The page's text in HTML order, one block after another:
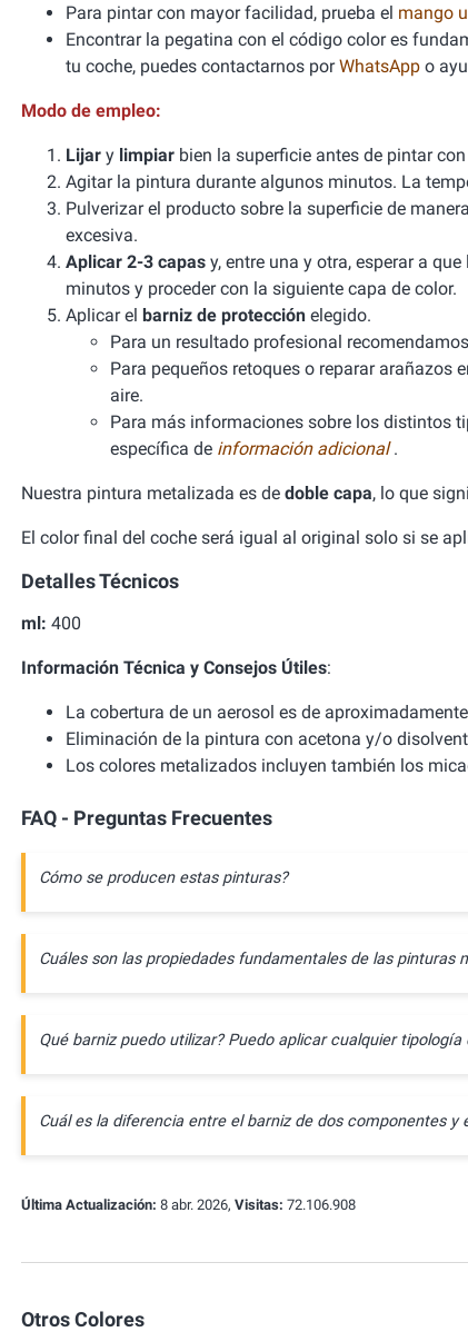
Para pintar con mayor facilidad, prueba el mango
Encontrar la pegatina con el código color es
tu coche, puedes contactarnos porWhatsApp o
Modo de empleo:
Lijar y limpiar bien la superficie antes de pintar
Agitar la pintura durante algunos minutos. La
Pulverizar el producto sobre la superficie de
excesiva.
Aplicar 2-3 capas y, entre una y otra, esperar a
minutos y proceder con la siguiente capa de color.
Aplicar el barniz de protección elegido.
Para un resultado profesional
Para pequeños retoques o reparar arañazos
aire.
Para más informaciones sobre los distintos
específica de información adicional.
Nuestra pintura metalizada es de doble capa, lo que
El color final del coche será igual al original solo si se
Detalles Técnicos
ml: 400
Información Técnica y Consejos Útiles:
La cobertura de un aerosol es de
Eliminación de la pintura con acetona y/o
Los colores metalizados incluyen también los
FAQ - Preguntas Frecuentes
Cómo se producen estas pinturas?
Cuáles son las propiedades fundamentales de las pinturas
Qué barniz puedo utilizar? Puedo aplicar cualquier tipología
Cuál es la diferencia entre el barniz de dos componentes y
Última Actualización: 8 abr. 2026, Visitas: 72.106.908
Otros Colores